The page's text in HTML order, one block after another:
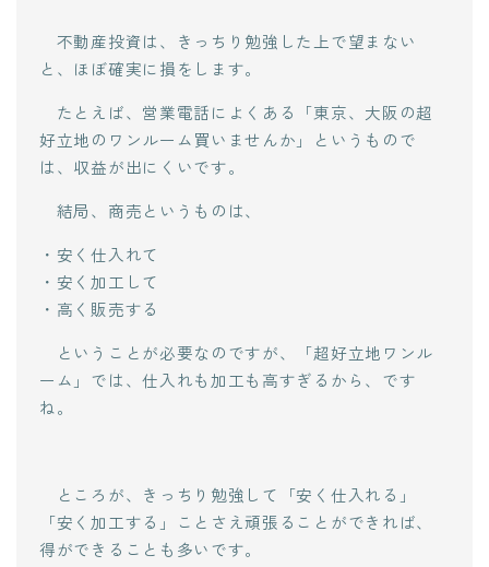
不動産投資は、きっちり勉強した上で望まない
と、ほぼ確実に損をします。
たとえば、営業電話によくある「東京、大阪の超
好立地のワンルーム買いませんか」というもので
は、収益が出にくいです。
結局、商売というものは、
・安く仕入れて
・安く加工して
・高く販売する
ということが必要なのですが、「超好立地ワンル
ーム」では、仕入れも加工も高すぎるから、です
ね。
ところが、きっちり勉強して「安く仕入れる」
「安く加工する」ことさえ頑張ることができれば、
得ができることも多いです。